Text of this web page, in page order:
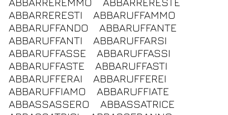
ABBARRERESTI
ABBARUFFAMMO
ABBARUFFANDO
ABBARUFFANTE
ABBARUFFANTI
ABBARUFFARSI
ABBARUFFASSE
ABBARUFFASSI
ABBARUFFASTE
ABBARUFFASTI
ABBARUFFERAI
ABBARUFFEREI
ABBARUFFIAMO
ABBARUFFIATE
ABBASSASSERO
ABBASSATRICE